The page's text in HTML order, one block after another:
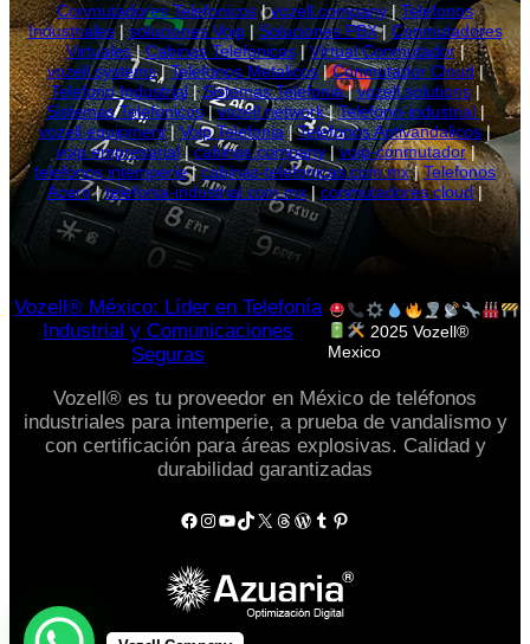
Conmutadores Telefonicos|vozell.company|Telefonos
Industriales|soluciones Voip| Soluciones PBX| Conmutadores
Virtuales|Cabinas Telefonicas|Virtual Conmutador|
vozell.systems|Telefonos Metalicos|Conmutador Cloud|
Telefono Industrial|Sistemas Telefonia|vozell.solutions|
Sistemas Telefonicos|vozell.network|Telefono-industrial|
vozell.equipment|Voip Telefonia|Telefonos Antivandalicos|
voip empresarial|cabinas.company|voip-conmutador|
telefonos intemperie|cabinas-telefonicas.com.mx|Telefonos
Acero|telefonia-industrial.com.mx|conmutadores.cloud|
Vozell® México: Líder en Telefonía
Industrial y Comunicaciones
Seguras
2025 Vozell®
Mexico
Vozell® es tu proveedor en México de teléfonos
industriales para intemperie, a prueba de vandalismo y
con certificación para áreas explosivas. Calidad y
durabilidad garantizadas
Facebook Instagram YouTube TikTok X Threads WordPress Pinterest